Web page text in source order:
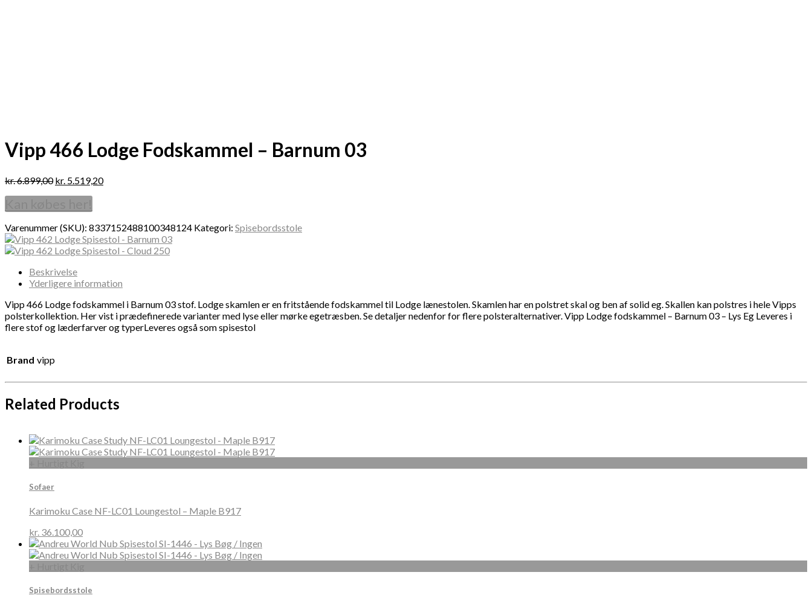
Vipp 466 Lodge Fodskammel – Barnum 03
kr.6.899,00 kr. 5.519,20
Varenummer (SKU): 8337152488100348124 Kategori: Spisebordsstole
Beskrivelse
Yderligere information
Vipp 466 Lodge fodskammel i Barnum 03 stof. Lodge skamlen er en fritstående fodskammel til Lodge lænestolen. Skamlen har en polstret skal og ben af solid eg. Skallen kan polstres i hele Vipps
polsterkollektion. Her vist i prædefinerede varianter med lyse eller mørke egetræsben. Se detaljer nedenfor for flere polsteralternativer. Vipp Lodge fodskammel – Barnum 03 – Lys Eg Leveres i
flere stof og læderfarver og typerLeveres også som spisestol
Brand vipp
Related Products
Sofaer
Karimoku Case NF-LC01 Loungestol – Maple B917
kr. 36.100,00
Spisebordsstole